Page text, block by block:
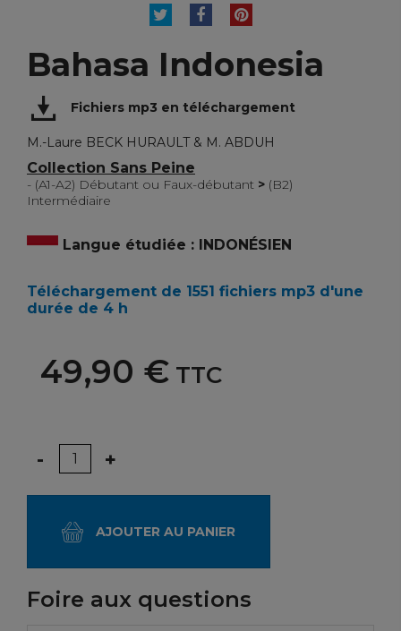
TWEETPARTAGERPINTEREST
Bahasa Indonesia
Fichiers mp3 en téléchargement
M.-Laure BECK HURAULT & M. ABDUH
Collection Sans Peine
- (A1-A2) Débutant ou Faux-débutant > (B2)
Intermédiaire
Langue étudiée : INDONÉSIEN
Téléchargement de 1551 fichiers mp3 d'une
durée de 4 h
49,90 € TTC
Quantité
- +
AJOUTER AU PANIER
Foire aux questions